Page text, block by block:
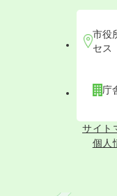
市役
セス
庁
サイト
個人